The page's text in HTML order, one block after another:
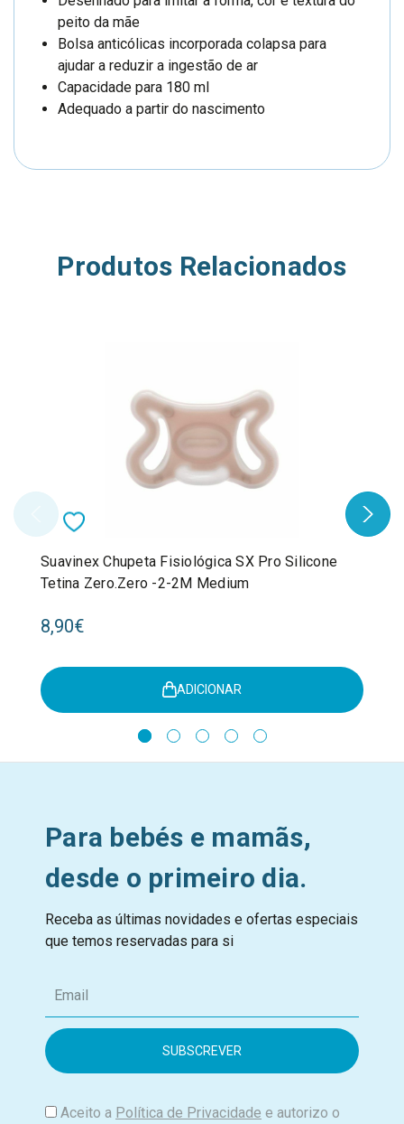
peito da mãe
Bolsa anticólicas incorporada colapsa para
ajudar a reduzir a ingestão de ar
Capacidade para 180 ml
Adequado a partir do nascimento
Produtos Relacionados
Suavinex Chupeta Fisiológica SX Pro Silicone
Tetina Zero.Zero -2-2M Medium
8,90€
ADICIONAR
Para bebés e mamãs,
desde o primeiro dia.
Receba as últimas novidades e ofertas especiais
que temos reservadas para si
m
i
Aceito a Política de Privacidade e autorizo o